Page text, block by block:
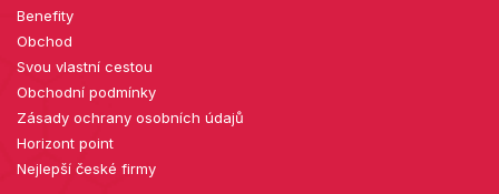
Benefity
Obchod
Svou vlastní cestou
Obchodní podmínky
Zásady ochrany osobních údajů
Horizont point
Nejlepší české firmy